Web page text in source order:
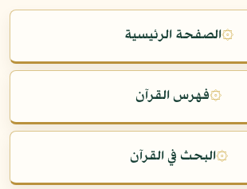
۞الصفحة الرئيسية
۞فهرس القرآن
۞البحث في القرآن